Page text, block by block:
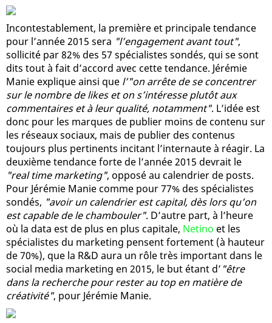
Incontestablement, la première et principale tendance
pour l’année 2015 sera "l’engagement avant tout",
sollicité par 82% des 57 spécialistes sondés, qui se sont
dits tout à fait d’accord avec cette tendance. Jérémie
Manie explique ainsi que l’"on arrête de se concentrer
sur le nombre de likes et on s’intéresse plutôt aux
commentaires et à leur qualité, notamment". L’idée est
donc pour les marques de publier moins de contenu sur
les réseaux sociaux, mais de publier des contenus
toujours plus pertinents incitant l’internaute à réagir. La
deuxième tendance forte de l’année 2015 devrait le
"real time marketing", opposé au calendrier de posts.
Pour Jérémie Manie comme pour 77% des spécialistes
sondés, "avoir un calendrier est capital, dès lors qu’on
est capable de le chambouler". D’autre part, à l’heure
où la data est de plus en plus capitale, Netino et les
spécialistes du marketing pensent fortement (à hauteur
de 70%), que la R&D aura un rôle très important dans le
social media marketing en 2015, le but étant d’ "être
dans la recherche pour rester au top en matière de
créativité", pour Jérémie Manie.